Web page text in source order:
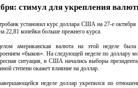
стимул для укрепления
установил курс доллара США на 27-е октября
22,81 копейки больше прежнего курса.
американская валюта на этой неделе была
«быков». На следующей неделе по доллару
ситуация, в США начались выборы
степени окажет влияние на доллар.
неделе доллар укрепился по